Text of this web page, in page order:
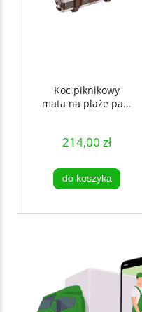
Koc piknikowy
mata na plaże park
Laguiole
214,00 zł
do koszyka